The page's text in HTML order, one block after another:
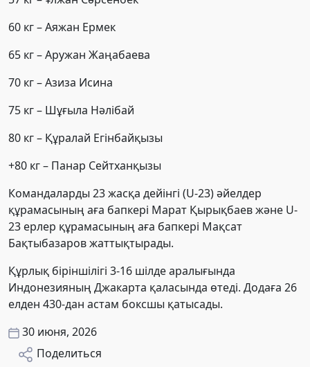
60 кг – Аяжан Ермек
65 кг – Аружан Жаңабаева
70 кг – Азиза Исина
75 кг – Шұғыла Нәлібай
80 кг – Құралай Егінбайқызы
+80 кг – Панар Сейтханқызы
Командаларды 23 жасқа дейінгі (U-23) әйелдер
құрамасының аға бапкері Марат Қырықбаев және U-
23 ерлер құрамасының аға бапкері Мақсат
Бақтыбазаров жаттықтырады.
Құрлық біріншілігі 3-16 шілде аралығында
Индонезияның Джакарта қаласында өтеді. Додаға 26
елден 430-дан астам боксшы қатысады.
30 июня, 2026
Поделиться